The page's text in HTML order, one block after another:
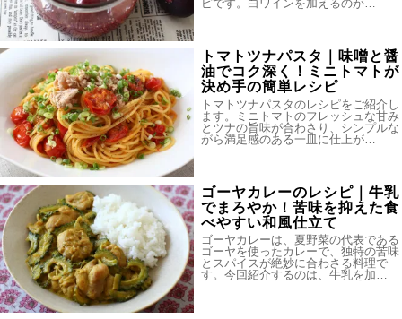
ピです。白ワインを加えるのが…
トマトツナパスタ｜味噌と醤
油でコク深く！ミニトマトが
決め手の簡単レシピ
トマトツナパスタのレシピをご紹介し
ます。ミニトマトのフレッシュな甘み
とツナの旨味が合わさり、シンプルな
がら満足感のある一皿に仕上が…
ゴーヤカレーのレシピ｜牛乳
でまろやか！苦味を抑えた食
べやすい和風仕立て
ゴーヤカレーは、夏野菜の代表である
ゴーヤを使ったカレーで、独特の苦味
とスパイスが絶妙に合わさる料理で
す。今回紹介するのは、牛乳を加…